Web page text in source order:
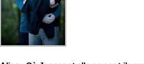
Alice - Qui l'a transformé?
Un vampire inconnu